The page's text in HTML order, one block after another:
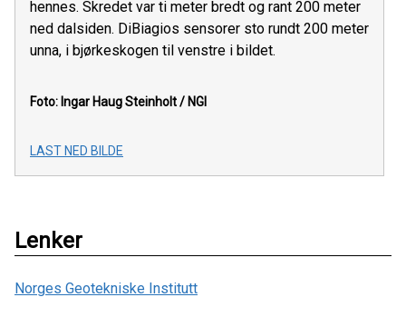
hennes. Skredet var ti meter bredt og rant 200 meter
ned dalsiden. DiBiagios sensorer sto rundt 200 meter
unna, i bjørkeskogen til venstre i bildet.
Foto: Ingar Haug Steinholt / NGI
LAST NED BILDE
Lenker
Norges Geotekniske Institutt